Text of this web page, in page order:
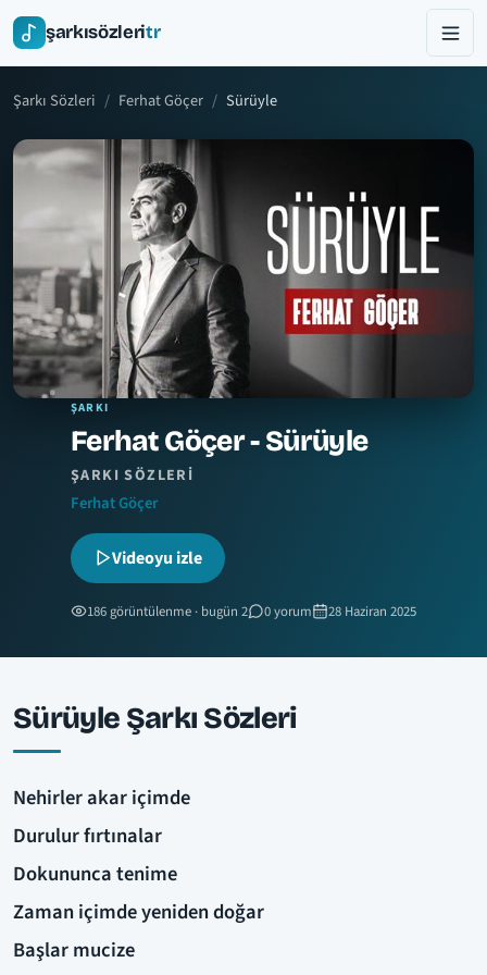
şarkısözleritr
Şarkı Sözleri Ferhat Göçer Sürüyle
ŞARKI
Ferhat Göçer - Sürüyle
ŞARKI SÖZLERI
Ferhat Göçer
Videoyu izle
186 görüntülenme · bugün 2 0 yorum 28 Haziran 2025
Sürüyle Şarkı Sözleri
Nehirler akar içimde
Durulur fırtınalar
Dokununca tenime
Zaman içimde yeniden doğar
Başlar mucize